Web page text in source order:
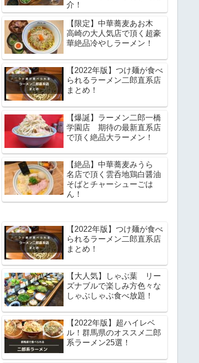
介！
【限定】中華蕎麦あお木
高崎の大人気店で頂く超豪
華絶品冷やしラーメン！
【2022年版】つけ麺が食べ
られるラーメン二郎直系店
まとめ！
【爆誕】ラーメン二郎一橋
学園店 期待の最新直系店
で頂く絶品大ラーメン！
【絶品】中華蕎麦みうら
名店で頂く雲呑地鶏白醤油
そばとチャーシューごは
ん！
【2022年版】つけ麺が食べ
られるラーメン二郎直系店
まとめ！
【大人気】しゃぶ葉 リー
ズナブルで楽しみ方色々な
しゃぶしゃぶ食べ放題！
【2022年版】超ハイレベ
ル！群馬県のオススメ二郎
系ラーメン25選！